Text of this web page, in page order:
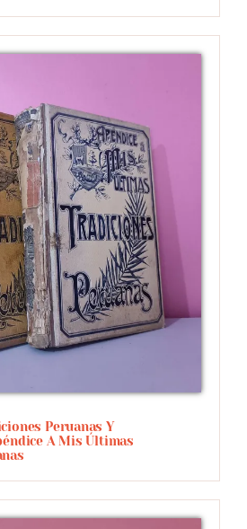
Peruanas Y
A Mis Últimas